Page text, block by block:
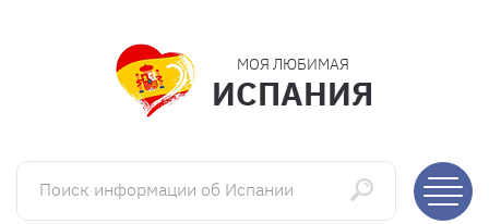
МОЯ ЛЮБИМАЯ
ИСПАНИЯ
Поиск информации об Испании